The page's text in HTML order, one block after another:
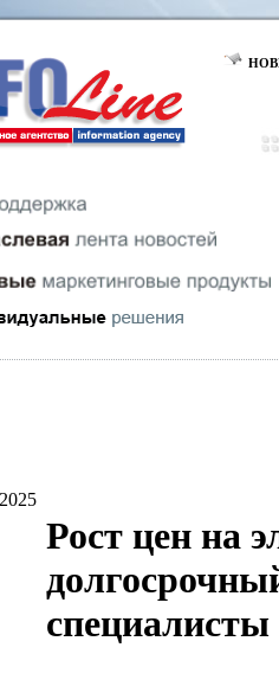
Рост цен на